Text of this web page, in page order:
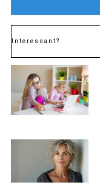
Interessant?